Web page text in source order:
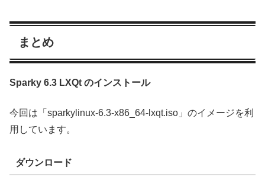
まとめ
Sparky 6.3 LXQt のインストール
今回は「sparkylinux-6.3-x86_64-lxqt.iso」のイメージを利
用しています。
ダウンロード